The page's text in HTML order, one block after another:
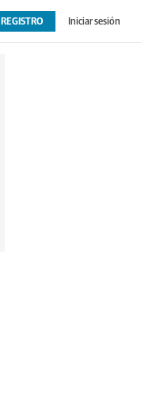
REGISTRO Iniciar sesión